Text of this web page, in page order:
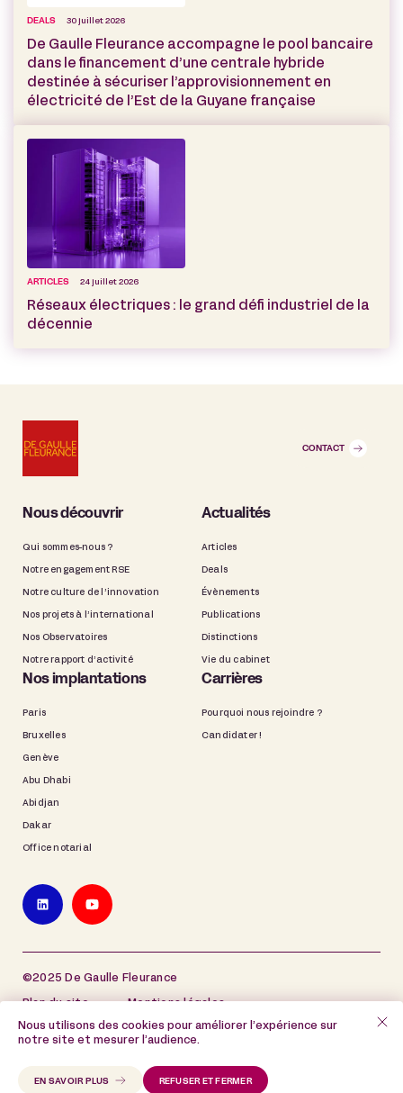
DEALS 30 juillet 2026
De Gaulle Fleurance accompagne le pool bancaire
dans le financement d’une centrale hybride
destinée à sécuriser l’approvisionnement en
électricité de l’Est de la Guyane française
ARTICLES 24 juillet 2026
Réseaux électriques : le grand défi industriel de la
décennie
CONTACT
Nous découvrir
Qui sommes-nous ?
Notre engagement RSE
Notre culture de l’innovation
Nos projets à l’international
Nos Observatoires
Notre rapport d’activité
Actualités
Articles
Deals
Évènements
Publications
Distinctions
Vie du cabinet
Nos implantations
Paris
Bruxelles
Genève
Abu Dhabi
Abidjan
Dakar
Office notarial
Carrières
Pourquoi nous rejoindre ?
Candidater !
©2025 De Gaulle Fleurance
Plan du site Mentions légales
Politique de protection des données à caractère
personnel
Nous utilisons des cookies pour améliorer l’expérience sur
notre site et mesurer l’audience.
REFUSER ET FERMER
EN SAVOIR PLUS